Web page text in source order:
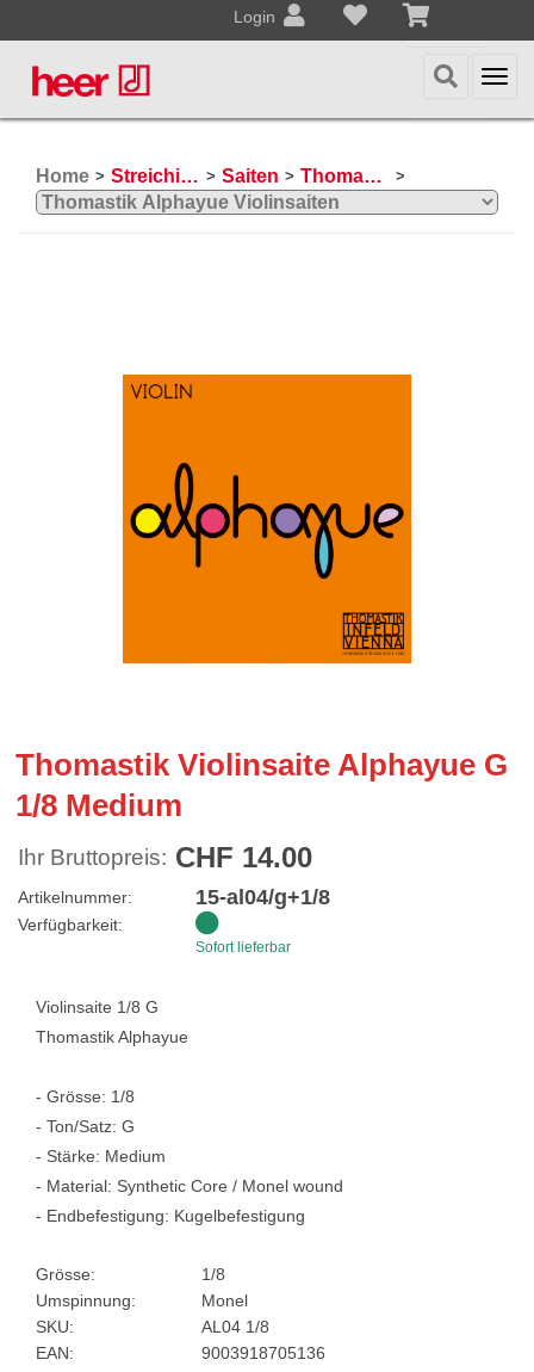
Login
Home > Streichinstrumente > Saiten > Thomastik Violinsaiten >
Thomastik Violinsaite Alphayue G
1/8 Medium
Ihr Bruttopreis: CHF 14.00
Artikelnummer: 15-al04/g+1/8
Verfügbarkeit:
Sofort lieferbar
Violinsaite 1/8 G
Thomastik Alphayue
- Grösse: 1/8
- Ton/Satz: G
- Stärke: Medium
- Material: Synthetic Core / Monel wound
- Endbefestigung: Kugelbefestigung
Grösse:
1/8
Umspinnung:
Monel
SKU:
AL04 1/8
EAN:
9003918705136